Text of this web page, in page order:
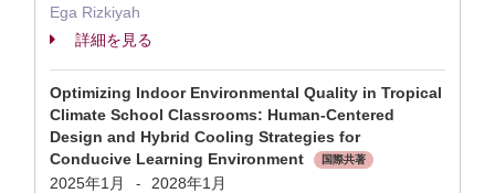
Ega Rizkiyah
詳細を見る
Optimizing Indoor Environmental Quality in Tropical
Climate School Classrooms: Human-Centered
Design and Hybrid Cooling Strategies for
Conducive Learning Environment
国際共著
2025年1月 -
2028年1月